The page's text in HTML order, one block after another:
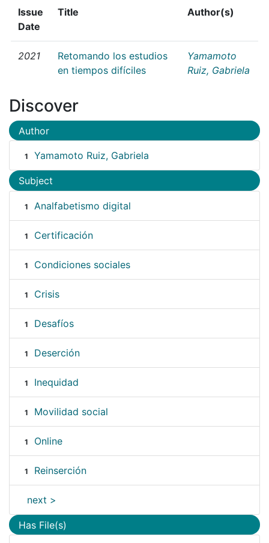
Issue
Date
Title Author(s)
2021
Retomando los estudios
en tiempos difíciles
Yamamoto
Ruiz, Gabriela
Discover
Author
1 Yamamoto Ruiz, Gabriela
Subject
1 Analfabetismo digital
1 Certificación
1 Condiciones sociales
1 Crisis
1 Desafíos
1 Deserción
1 Inequidad
1 Movilidad social
1 Online
1 Reinserción
next >
Has File(s)